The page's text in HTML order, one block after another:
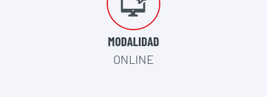
MODALIDAD
ONLINE